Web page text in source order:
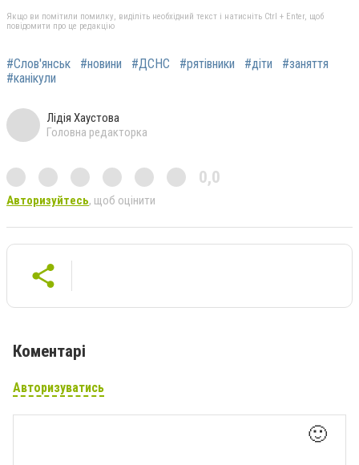
Якщо ви помітили помилку, виділіть необхідний текст і натисніть Ctrl + Enter, щоб
повідомити про це редакцію
#Слов'янськ #новини #ДСНС #рятівники #діти
#заняття
#канікули
Лідія Хаустова
Головна редакторка
0,0
Авторизуйтесь, щоб оцінити
Коментарі
Авторизуватись
🙂